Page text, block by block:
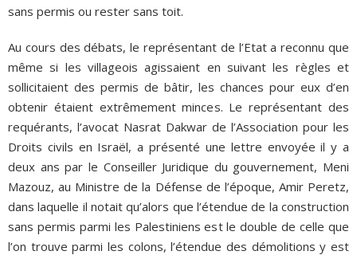
sans permis ou rester sans toit.
Au cours des débats, le représentant de l’Etat a reconnu que
même si les villageois agissaient en suivant les règles et
sollicitaient des permis de bâtir, les chances pour eux d’en
obtenir étaient extrêmement minces. Le représentant des
requérants, l’avocat Nasrat Dakwar de l’Association pour les
Droits civils en Israël, a présenté une lettre envoyée il y a
deux ans par le Conseiller Juridique du gouvernement, Meni
Mazouz, au Ministre de la Défense de l’époque, Amir Peretz,
dans laquelle il notait qu’alors que l’étendue de la construction
sans permis parmi les Palestiniens est le double de celle que
l’on trouve parmi les colons, l’étendue des démolitions y est